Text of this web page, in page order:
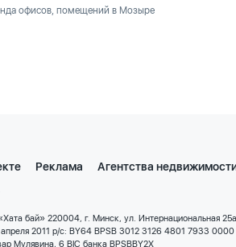
офисов, помещений в Мозыре
Реклама Агентства
бай» 220004, г. Минск, ул. Интернациональная
2011 р/с: BY64 BPSB 3012 3126 4801 7933
Мулявина, 6 BIC банка BPSBBY2X